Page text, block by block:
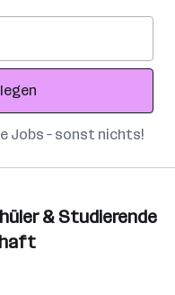
Jobs – sonst nichts!
& Studierende